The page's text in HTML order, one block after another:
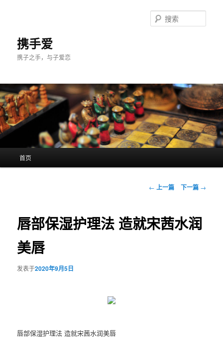
携手爱
携子之手，与子爱恋
索
首页
文
航
← 上一篇 下一篇 →
唇部保湿护理法 造就宋茜水润
美唇
发表于2020年9月5日
唇部保湿护理法 造就宋茜水润美唇